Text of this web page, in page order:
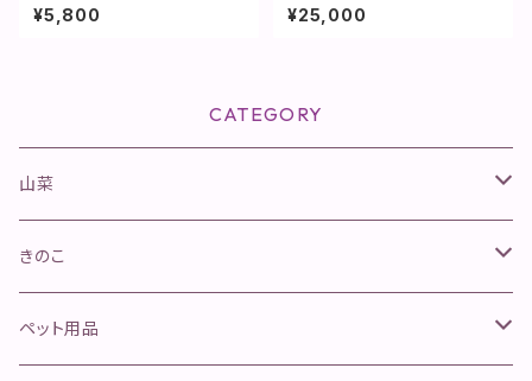
ゴロCQ】
¥5,800
ド刃 -YAIBA-【特許取得】
¥25,000
CATEGORY
山菜
山菜きのこセット
ネマガリタケセット
きのこ
松茸
ペット用品